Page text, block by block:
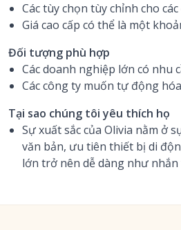
Các tùy chọn tùy chỉnh cho
Giá cao cấp có thể là một
Đối tượng phù hợp
Các doanh nghiệp lớn có nhu
Các công ty muốn tự động
Tại sao chúng tôi yêu thích họ
Sự xuất sắc của Olivia nằm ở
văn bản, ưu tiên thiết bị di
lớn trở nên dễ dàng như